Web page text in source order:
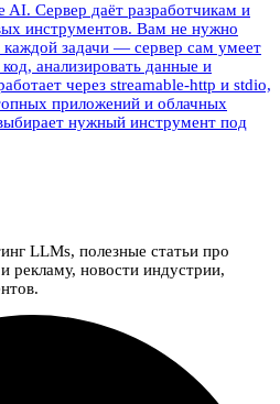
AI. Сервер даёт разработчикам и
инструментов. Вам не нужно
задачи — сервер сам умеет
анализировать данные и
через streamable-http и stdio,
приложений и облачных
нужный инструмент под
LLMs, полезные статьи про
рекламу, новости индустрии,